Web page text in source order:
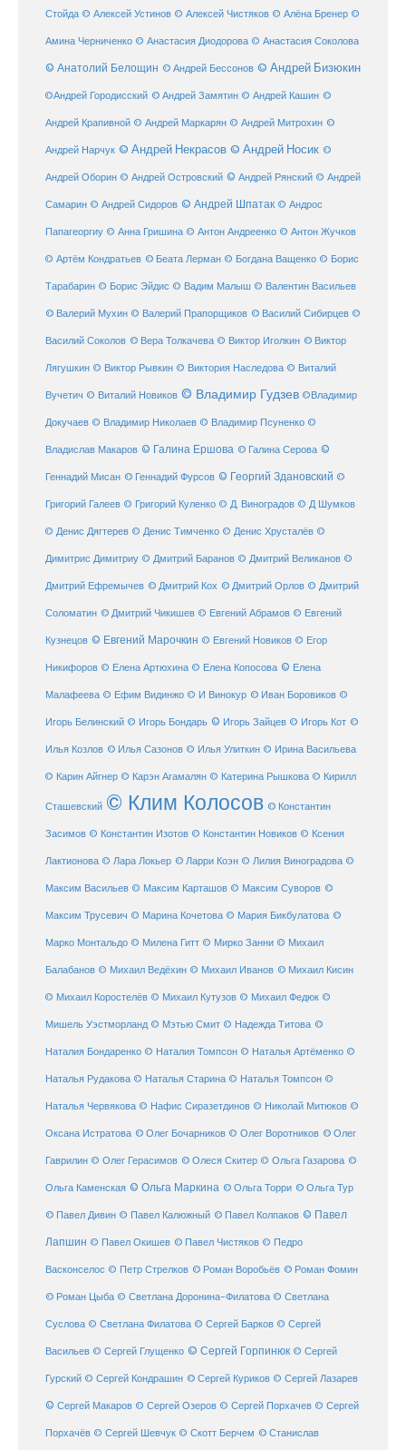
Стойда © Алексей Устинов © Алексей Чистяков © Алёна Бренер ©
Амина Черниченко © Анастасия Диодорова © Анастасия Соколова
© Анатолий Белощин © Андрей Бессонов © Андрей Бизюкин
©Андрей Городисский © Андрей Замятин © Андрей Кашин ©
Андрей Крапивной © Андрей Маркарян © Андрей Митрохин ©
Андрей Нарчук © Андрей Некрасов © Андрей Носик ©
Андрей Оборин © Андрей Островский © Андрей Рянский © Андрей
Самарин © Андрей Сидоров © Андрей Шпатак © Андрос
Папагеоргиу © Анна Гришина © Антон Андреенко © Антон Жучков
© Артём Кондратьев © Беата Лерман © Богдана Ващенко © Борис
Тарабарин © Борис Эйдис © Вадим Малыш © Валентин Васильев
© Валерий Мухин © Валерий Прапорщиков © Василий Сибирцев ©
Василий Соколов © Вера Толкачева © Виктор Иголкин © Виктор
Лягушкин © Виктор Рывкин © Виктория Наследова © Виталий
Вучетич © Виталий Новиков © Владимир Гудзев ©Владимир
Докучаев © Владимир Николаев © Владимир Псуненко ©
Владислав Макаров © Галина Ершова © Галина Серова ©
Геннадий Мисан © Геннадий Фурсов © Георгий Здановский ©
Григорий Галеев © Григорий Куленко © Д. Виноградов © Д Шумков
© Денис Дягтерев © Денис Тимченко © Денис Хрусталёв ©
Димитрис Димитриу © Дмитрий Баранов © Дмитрий Великанов ©
Дмитрий Ефремычев © Дмитрий Кох © Дмитрий Орлов © Дмитрий
Соломатин © Дмитрий Чикишев © Евгений Абрамов © Евгений
Кузнецов © Евгений Марочкин © Евгений Новиков © Егор
Никифоров © Елена Артюхина © Елена Копосова © Елена
Малафеева © Ефим Видинжо © И Винокур © Иван Боровиков ©
Игорь Белинский © Игорь Бондарь © Игорь Зайцев © Игорь Кот ©
Илья Козлов © Илья Сазонов © Илья Улиткин © Ирина Васильева
© Карин Айгнер © Карэн Агамалян © Катерина Рышкова © Кирилл
Сташевский © Клим Колосов © Константин
Засимов © Константин Изотов © Константин Новиков © Ксения
Лактионова © Лара Локьер © Ларри Коэн © Лилия Виноградова ©
Максим Васильев © Максим Карташов © Максим Суворов ©
Максим Трусевич © Марина Кочетова © Мария Бикбулатова ©
Марко Монтальдо © Милена Гитт © Мирко Занни © Михаил
Балабанов © Михаил Ведёхин © Михаил Иванов © Михаил Кисин
© Михаил Коростелёв © Михаил Кутузов © Михаил Федюк ©
Мишель Уэстморланд © Мэтью Смит © Надежда Титова ©
Наталия Бондаренко © Наталия Томпсон © Наталья Артёменко ©
Наталья Рудакова © Наталья Старина © Наталья Томпсон ©
Наталья Червякова © Нафис Сиразетдинов © Николай Митюков ©
Оксана Истратова © Олег Бочарников © Олег Воротников © Олег
Гаврилин © Олег Герасимов © Олеся Скитер © Ольга Газарова ©
Ольга Каменская © Ольга Маркина © Ольга Торри © Ольга Тур
© Павел Дивин © Павел Калюжный © Павел Колпаков © Павел
Лапшин © Павел Окишев © Павел Чистяков © Педро
Васконселос © Петр Стрелков © Роман Воробьёв © Роман Фомин
© Роман Цыба © Светлана Доронина-Филатова © Светлана
Суслова © Светлана Филатова © Сергей Барков © Сергей
Васильев © Сергей Глущенко © Сергей Горпинюк © Сергей
Гурский © Сергей Кондрашин © Сергей Куриков © Сергей Лазарев
© Сергей Макаров © Сергей Озеров © Сергей Порхачев © Сергей
Порхачёв © Сергей Шевчук © Скотт Берчем © Станислав